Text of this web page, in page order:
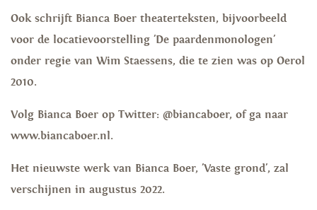
Ook schrijft Bianca Boer theaterteksten, bijvoorbeeld
voor de locatievoorstelling 'De paardenmonologen'
onder regie van Wim Staessens, die te zien was op Oerol
2010.
Volg Bianca Boer op Twitter: @biancaboer, of ga naar
www.biancaboer.nl.
Het nieuwste werk van Bianca Boer, 'Vaste grond', zal
verschijnen in augustus 2022.